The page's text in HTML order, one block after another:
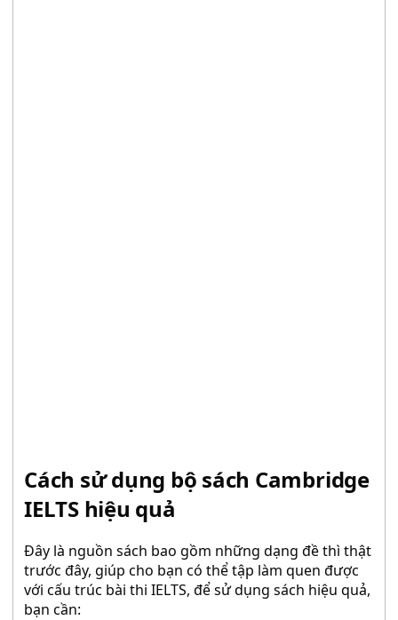
Cách sử dụng bộ sách Cambridge
IELTS hiệu quả
Đây là nguồn sách bao gồm những dạng đề thì thật
trước đây, giúp cho bạn có thể tập làm quen được
với cấu trúc bài thi IELTS, để sử dụng sách hiệu quả,
bạn cần: